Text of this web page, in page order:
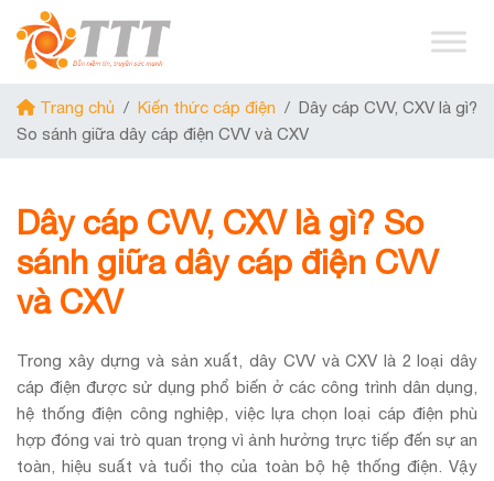
Trang chủ / Kiến thức cáp điện / Dây cáp CVV, CXV là gì?
So sánh giữa dây cáp điện CVV và CXV
Dây cáp CVV, CXV là gì? So
sánh giữa dây cáp điện CVV
và CXV
Trong xây dựng và sản xuất, dây CVV và CXV là 2 loại dây
cáp điện được sử dụng phổ biến ở các công trình dân dụng,
hệ thống điện công nghiệp, việc lựa chọn loại cáp điện phù
hợp đóng vai trò quan trọng vì ảnh hưởng trực tiếp đến sự an
toàn, hiệu suất và tuổi thọ của toàn bộ hệ thống điện. Vậy